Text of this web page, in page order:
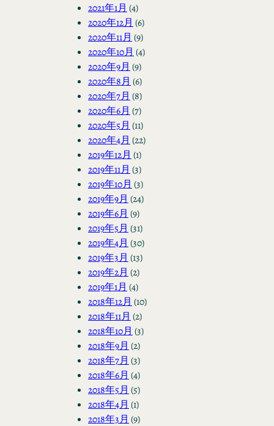
2021年1月 (4)
2020年12月 (6)
2020年11月 (9)
2020年10月 (4)
2020年9月 (9)
2020年8月 (6)
2020年7月 (8)
2020年6月 (7)
2020年5月 (11)
2020年4月 (22)
2019年12月 (1)
2019年11月 (3)
2019年10月 (3)
2019年9月 (24)
2019年6月 (9)
2019年5月 (31)
2019年4月 (30)
2019年3月 (13)
2019年2月 (2)
2019年1月 (4)
2018年12月 (10)
2018年11月 (2)
2018年10月 (3)
2018年9月 (2)
2018年7月 (3)
2018年6月 (4)
2018年5月 (5)
2018年4月 (1)
2018年3月 (9)